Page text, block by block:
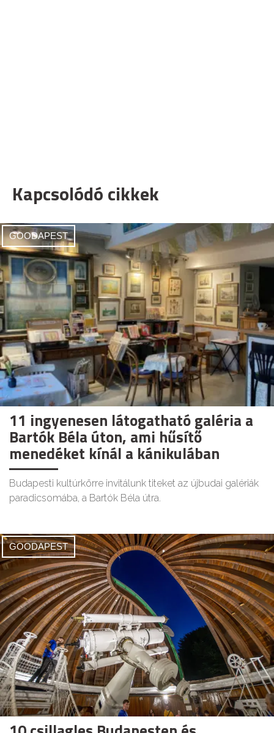
Kapcsolódó cikkek
GOODAPEST
11 ingyenesen látogatható galéria a
Bartók Béla úton, ami hűsítő
menedéket kínál a kánikulában
Budapesti kultúrkörre invitálunk titeket az újbudai galériák
paradicsomába, a Bartók Béla útra.
GOODAPEST